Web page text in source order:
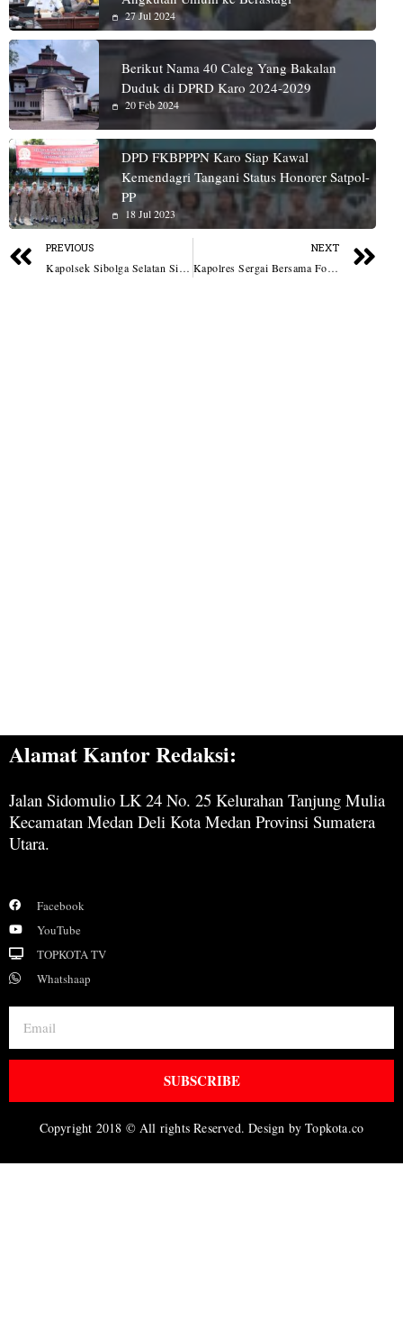
27 Jul 2024
Berikut Nama 40 Caleg Yang Bakalan
Duduk di DPRD Karo 2024-2029
20 Feb 2024
DPD FKBPPPN Karo Siap Kawal
Kemendagri Tangani Status Honorer Satpol-
PP
18 Jul 2023
PREVIOUS
Kapolsek Sibolga Selatan Sidak Pos Satkamling, Ajak Petugas Tingkatkan Kewaspadaan
NEXT
Kapolres Sergai Bersama Forkopimda Laksanakan Panen Raya Jagung Serentak Kuartal II Tahun 2025
Alamat Kantor Redaksi:
Jalan Sidomulio LK 24 No. 25 Kelurahan Tanjung Mulia
Kecamatan Medan Deli Kota Medan Provinsi Sumatera
Utara.
Facebook
YouTube
TOPKOTA TV
Whatshaap
SUBSCRIBE
Copyright 2018 © All rights Reserved. Design by Topkota.co